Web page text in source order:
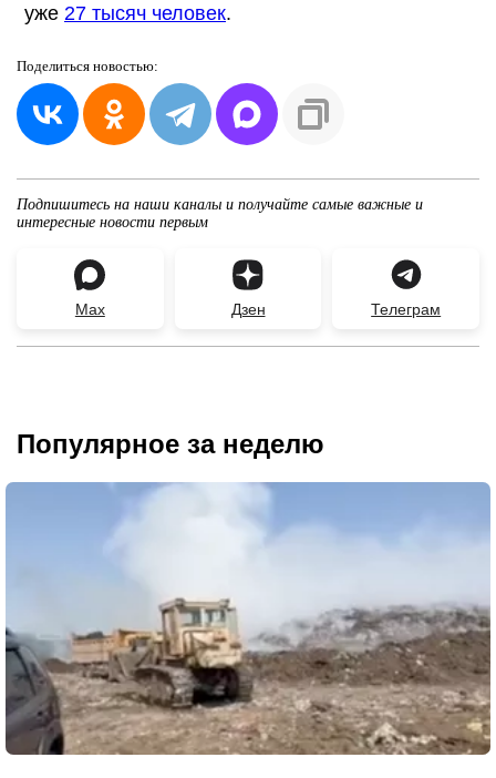
уже 27 тысяч человек.
Поделиться новостью:
Подпишитесь на наши каналы и получайте самые важные и
интересные новости первым
Max Дзен Телеграм
Популярное за неделю